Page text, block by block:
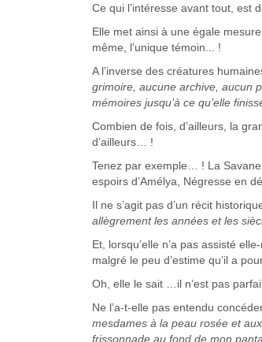
Ce qui l’intéresse avant tout, est
Elle met ainsi à une égale
même, l’unique témoin... !
A l’inverse des créatures
grimoire, aucune archive, aucun
mémoires jusqu’à ce qu’elle
Combien de fois, d’ailleurs, la
d’ailleurs… !
Tenez par exemple… ! La
espoirs d’Amélya, Négresse en
Il ne s’agit pas d’un récit
allègrement les années et les
Et, lorsqu’elle n’a pas assisté
malgré le peu d’estime qu’il a
Oh, elle le sait …il n’est pas
Ne l’a-t-elle pas entendu
mesdames à la peau rosée et
frissonnade au fond de mon